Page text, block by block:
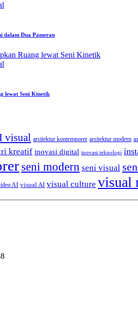
dalam Dua Pameran
lewat Seni Kinetik
visual arsitektur kontemporer arsitektur modern
kreatif inovasi digital inovasi teknologi
seni modern seni visual
AI visual AI visual culture visual